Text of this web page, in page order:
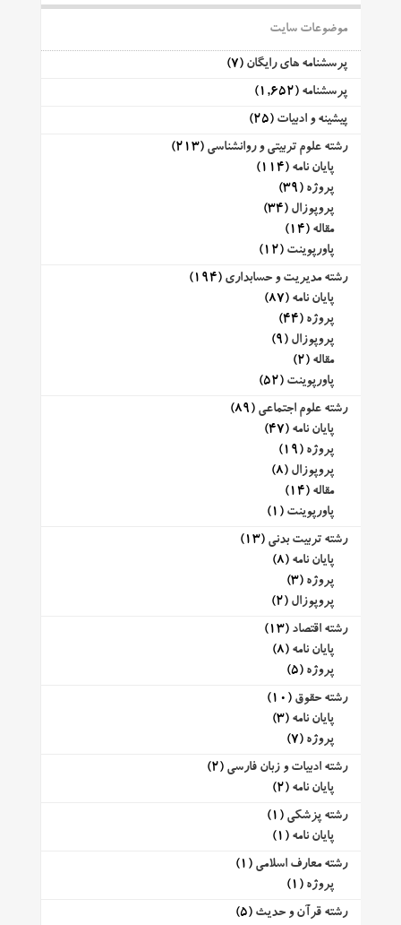
موضوعات سایت
پرسشنامه های رایگان (7)
پرسشنامه (1,652)
پیشینه و ادبیات (25)
رشته علوم تربیتی و روانشناسی (213)
پایان نامه (114)
پروژه (39)
پروپوزال (34)
مقاله (14)
پاورپوینت (12)
رشته مدیریت و حسابداری (194)
پایان نامه (87)
پروژه (44)
پروپوزال (9)
مقاله (2)
پاورپوینت (52)
رشته علوم اجتماعی (89)
پایان نامه (47)
پروژه (19)
پروپوزال (8)
مقاله (14)
پاورپوینت (1)
رشته تربیت بدنی (13)
پایان نامه (8)
پروژه (3)
پروپوزال (2)
رشته اقتصاد (13)
پایان نامه (8)
پروژه (5)
رشته حقوق (10)
پایان نامه (3)
پروژه (7)
رشته ادبیات و زبان فارسی (2)
پایان نامه (2)
رشته پزشکی (1)
پایان نامه (1)
رشته معارف اسلامی (1)
پروژه (1)
رشته قرآن و حدیث (5)